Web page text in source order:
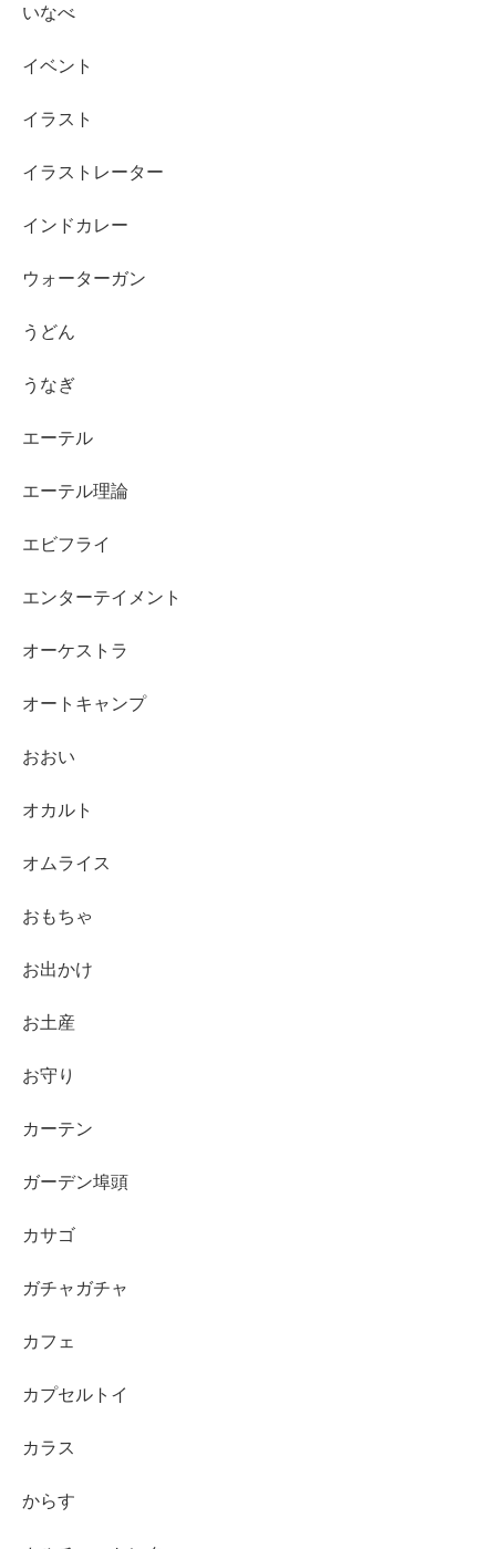
いなべ
イベント
イラスト
イラストレーター
インドカレー
ウォーターガン
うどん
うなぎ
エーテル
エーテル理論
エビフライ
エンターテイメント
オーケストラ
オートキャンプ
おおい
オカルト
オムライス
おもちゃ
お出かけ
お土産
お守り
カーテン
ガーデン埠頭
カサゴ
ガチャガチャ
カフェ
カプセルトイ
カラス
からす